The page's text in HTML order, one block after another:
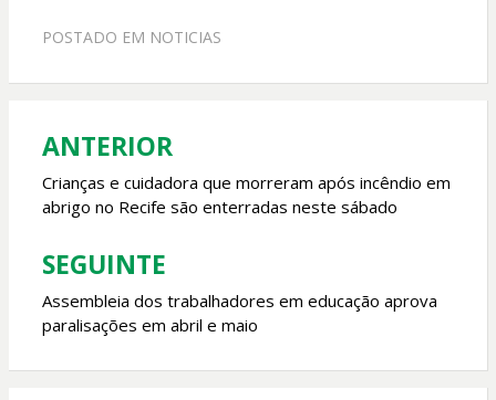
e
o
k
A
p
POSTADO EM NOTICIAS
Navegação
de
Post
ANTERIOR
Crianças e cuidadora que morreram após incêndio em
abrigo no Recife são enterradas neste sábado
SEGUINTE
Assembleia dos trabalhadores em educação aprova
paralisações em abril e maio